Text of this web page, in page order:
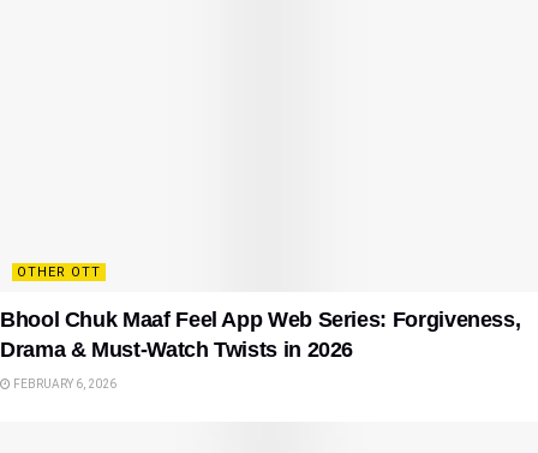
OTHER OTT
Bhool Chuk Maaf Feel App Web Series: Forgiveness,
Drama & Must-Watch Twists in 2026
FEBRUARY 6, 2026